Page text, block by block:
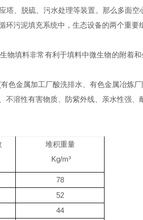
、脱硫、污水处理等装置。那么多面
污泥填充系统中，生态设备的两个重
物填料非常有利于填料中微生物的附着
色金属加工厂酸洗排水、有色金属冶炼
溶性有害物质、防紫外线、亲水性强
堆积重量
Kg/m³
78
52
44